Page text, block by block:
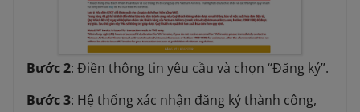
Bước 2: Điền thông tin yêu cầu và chọn “Đăng ký”.
Bước 3: Hệ thống xác nhận đăng ký thành công,